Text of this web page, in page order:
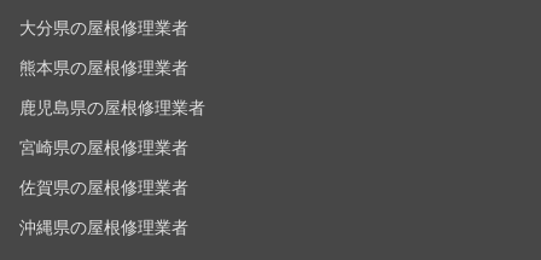
大分県の屋根修理業者
熊本県の屋根修理業者
鹿児島県の屋根修理業者
宮崎県の屋根修理業者
佐賀県の屋根修理業者
沖縄県の屋根修理業者